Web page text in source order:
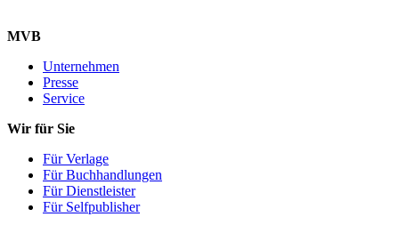
MVB
Unternehmen
Presse
Service
Wir für Sie
Für Verlage
Für Buchhandlungen
Für Dienstleister
Für Selfpublisher